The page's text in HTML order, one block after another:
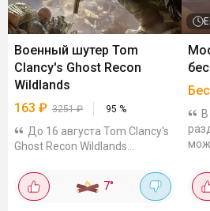
Военный шутер Tom
Clancy's Ghost Recon
Wildlands
163 ₽ 3251₽ 95 %
До 16 августа Tom Clancy's
Ghost Recon Wildlands
95%. Например, на КЗ-акке
игра стоит 925₸ (~163₽).
7°